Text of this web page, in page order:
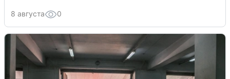
8 августа 0